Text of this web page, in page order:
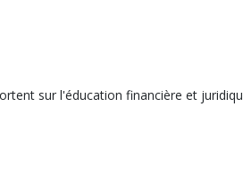
sur l'éducation financière et